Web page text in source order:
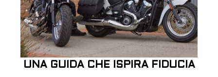
UNA GUIDA CHE ISPIRA FIDUCIA